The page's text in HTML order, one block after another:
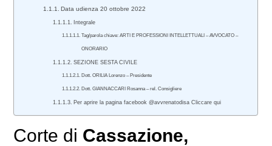
Data udienza 20 ottobre 2022
Integrale
Tag/parola chiave: ARTI E PROFESSIONI INTELLETTUALI – AVVOCATO –
ONORARIO
SEZIONE SESTA CIVILE
Dott. ORILIA Lorenzo – Presidente
Dott. GIANNACCARI Rosanna – rel. Consigliere
Per aprire la pagina facebook @avvrenatodisa Cliccare qui
Corte di Cassazione,